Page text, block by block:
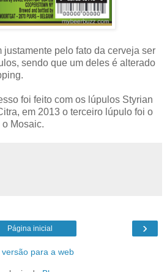
justamente pelo fato da cerveja ser
sendo que um deles é alterado
foi feito com os lúpulos Styrian
em 2013 o terceiro lúpulo foi o
Mosaic.
›
Página inicial
versão para a web